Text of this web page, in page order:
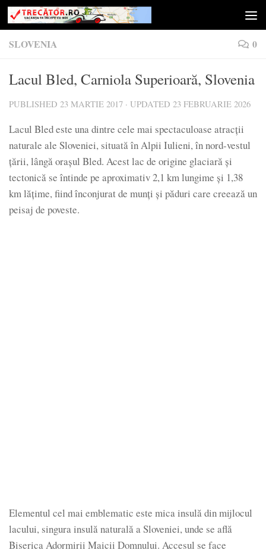
Skip to content
SLOVENIA 0
Lacul Bled, Carniola Superioară, Slovenia
PUBLISHED 23 MARTIE 2017 · UPDATED 23 FEBRUARIE 2026
Lacul Bled este una dintre cele mai spectaculoase atracții
naturale ale Sloveniei, situată în Alpii Iulieni, în nord-vestul
țării, lângă orașul Bled. Acest lac de origine glaciară și
tectonică se întinde pe aproximativ 2,1 km lungime și 1,38
km lățime, fiind înconjurat de munți și păduri care creează un
peisaj de poveste.
Elementul cel mai emblematic este mica insulă din mijlocul
lacului, singura insulă naturală a Sloveniei, unde se află
Biserica Adormirii Maicii Domnului. Accesul se face